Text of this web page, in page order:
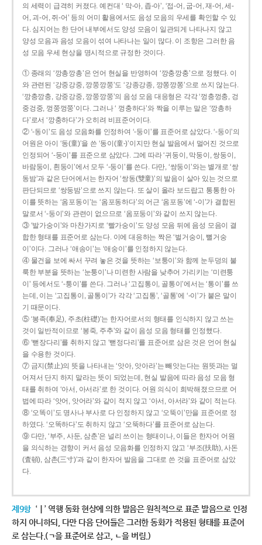
의 세력이 급격히 커졌다. 예컨대 ‘ 막-아, 좁-아’, ‘접-어, 굽-어, 재-어, 세-
어, 괴-어, 쥐-어’ 등의 어미 활용에서도 음성 모음의 우세를 확인할 수 있
다. 심지어는 한 단어 내부에서도 양성 모음이 일관되게 나타나지 않고
양성 모음과 음성 모음이 섞여 나타나는 일이 많다. 이 조항은 그러한 음
성 모음 우세 현상을 명시적으로 규정한 것이다.
① 종래의 ‘깡총깡총’은 언어 현실을 반영하여 ‘깡충깡충’으로 정했다. 이
와 관련된 ‘강중강중, 깡쭝깡쭝’도 ‘강종강종, 깡쫑깡쫑’으로 쓰지 않는다.
‘깡충깡충, 강중강중, 깡쭝깡쭝’의 음성 모음 대응형은 각각 ‘껑충껑충, 겅
중겅중, 껑쭝껑쭝’이다. 그러나 ‘ 껑충하다’와 짝을 이루는 말은 ‘깡총하
다’로서 ‘깡충하다’가 오히려 비표준어이다.
② ‘-동이’도 음성 모음화를 인정하여 ‘-둥이’를 표준어로 삼았다. ‘-둥이’의
어원은 아이 ‘동(童)’을 쓴 ‘동이(童-)’이지만 현실 발음에서 멀어진 것으로
인정되어 ‘-둥이’를 표준으로 삼았다. 그에 따라 ‘귀둥이, 막둥이, 쌍둥이,
바람둥이, 흰둥이’에서 모두 ‘-둥이’를 쓴다. 다만, ‘쌍둥이’와는 별개로 ‘쌍
동밤’과 같은 단어에서는 한자어 ‘쌍동(雙童)’의 발음이 살아 있는 것으로
판단되므로 ‘쌍둥밤’으로 쓰지 않는다. 또 살이 올라 보드랍고 통통한 아
이를 뜻하는 ‘옴포동이’는 ‘옴포동하다’의 어근 ‘옴포동’에 ‘-이’가 결합된
말로서 ‘-둥이’와 관련이 없으므로 ‘옴포둥이’와 같이 쓰지 않는다.
③ ‘발가숭이’와 마찬가지로 ‘빨가숭이’도 양성 모음 뒤에 음성 모음이 결
합한 형태를 표준어로 삼는다. 이에 대응하는 짝은 ‘벌거숭이, 뻘거숭
이’이다. 그러나 ‘애송이’는 ‘애숭이’를 인정하지 않는다.
④ 물건을 보에 싸서 꾸려 놓은 것을 뜻하는 ‘보퉁이’와 함께 눈두덩의 불
룩한 부분을 뜻하는 ‘눈퉁이’나 미련한 사람을 낮추어 가리키는 ‘미련퉁
이’ 등에서도 ‘-퉁이’를 쓴다. 그러나 ‘고집통이, 골통이’에서는 ‘통이’를 쓰
는데, 이는 ‘고집통이, 골통이’가 각각 ‘고집통’, ‘골통’에 ‘-이’가 붙은 말이
기 때문이다.
⑤ ‘봉족(奉足), 주초(柱礎)’는 한자어로서의 형태를 인식하지 않고 쓰는
것이 일반적이므로 ‘봉죽, 주추’와 같이 음성 모음 형태를 인정했다.
⑥ ‘뻗장다리’를 취하지 않고 ‘뻗정다리’를 표준어로 삼은 것은 언어 현실
을 수용한 것이다.
⑦ 금지(禁止)의 뜻을 나타내는 ‘앗아, 앗아라’는 빼앗는다는 원뜻과는 멀
어져서 단지 하지 말라는 뜻이 되었는데, 현실 발음에 따라 음성 모음 형
태를 취하여 ‘아서, 아서라’로 한 것이다. 어원 의식이 희박해졌으므로 어
법에 따라 ‘앗어, 앗어라’와 같이 적지 않고 ‘아서, 아서라’와 같이 적는다.
⑧ ‘오똑이’도 명사나 부사로 다 인정하지 않고 ‘오뚝이’만을 표준어로 정
하였다. ‘오똑하다’도 취하지 않고 ‘오뚝하다’를 표준어로 삼는다.
⑨ 다만, ‘부주, 사둔, 삼춘’은 널리 쓰이는 형태이나, 이들은 한자어 어원
을 의식하는 경향이 커서 음성 모음화를 인정하지 않고 ‘부조(扶助), 사돈
(査頓), 삼촌(三寸)’과 같이 한자어 발음을 그대로 쓴 것을 표준어로 삼았
다.
제9항 ‘ㅣ’ 역행 동화 현상에 의한 발음은 원칙적으로 표준 발음으로 인정
하지 아니하되, 다만 다음 단어들은 그러한 동화가 적용된 형태를 표준어
로 삼는다.(ㄱ을 표준어로 삼고, ㄴ을 버림.)